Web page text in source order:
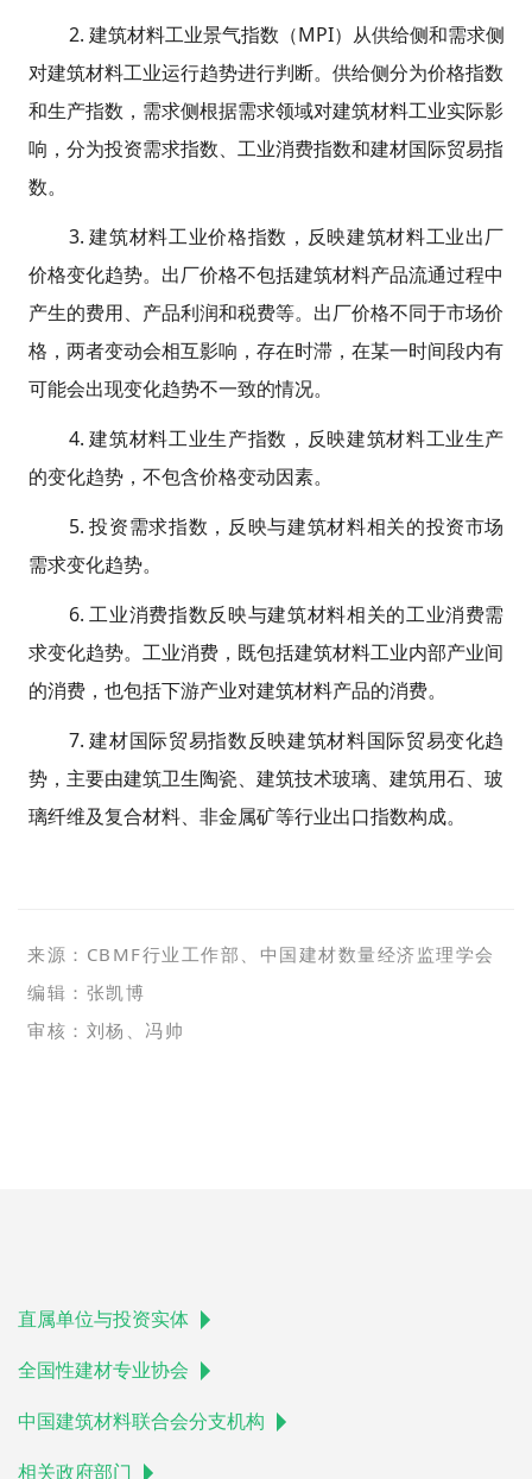
2. 建筑材料工业景气指数（MPI）从供给侧和需求侧
对建筑材料工业运行趋势进行判断。供给侧分为价格指数
和生产指数，需求侧根据需求领域对建筑材料工业实际影
响，分为投资需求指数、工业消费指数和建材国际贸易指
数。
3. 建筑材料工业价格指数，反映建筑材料工业出厂
价格变化趋势。出厂价格不包括建筑材料产品流通过程中
产生的费用、产品利润和税费等。出厂价格不同于市场价
格，两者变动会相互影响，存在时滞，在某一时间段内有
可能会出现变化趋势不一致的情况。
4. 建筑材料工业生产指数，反映建筑材料工业生产
的变化趋势，不包含价格变动因素。
5. 投资需求指数，反映与建筑材料相关的投资市场
需求变化趋势。
6. 工业消费指数反映与建筑材料相关的工业消费需
求变化趋势。工业消费，既包括建筑材料工业内部产业间
的消费，也包括下游产业对建筑材料产品的消费。
7. 建材国际贸易指数反映建筑材料国际贸易变化趋
势，主要由建筑卫生陶瓷、建筑技术玻璃、建筑用石、玻
璃纤维及复合材料、非金属矿等行业出口指数构成。
来源：CBMF行业工作部、中国建材数量经济监理学会
编辑：张凯博
审核：刘杨、冯帅
直属单位与投资实体
全国性建材专业协会
中国建筑材料联合会分支机构
相关政府部门